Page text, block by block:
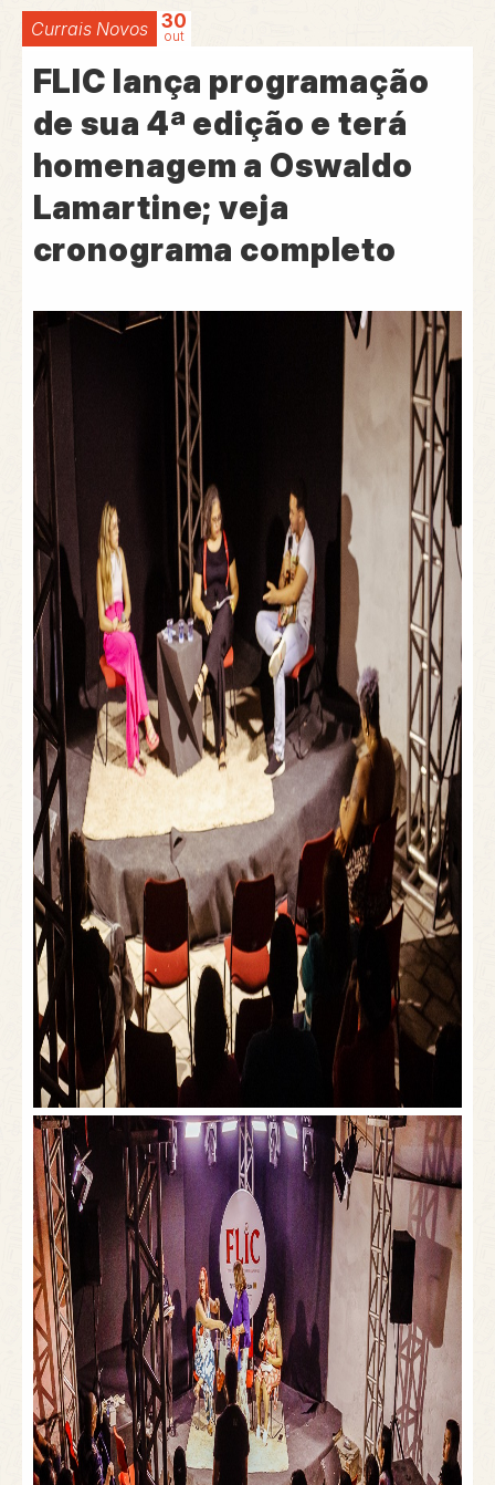
Currais Novos 30
out
FLIC lança programação
de sua 4ª edição e terá
homenagem a Oswaldo
Lamartine; veja
cronograma completo